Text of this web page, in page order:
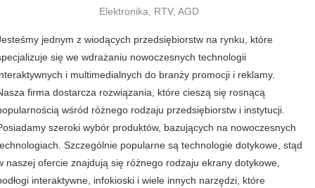
Elektronika, RTV, AGD
jednym z wiodących przedsiębiorstw na rynku, które
się we wdrażaniu nowoczesnych technologii
i multimedialnych do branży promocji i reklamy.
firma dostarcza rozwiązania, które cieszą się rosnącą
wśród różnego rodzaju przedsiębiorstw i instytucji.
szeroki wybór produktów, bazujących na nowoczesnych
Szczególnie popularne są technologie dotykowe, stąd
naszej ofercie znajdują się różnego rodzaju ekrany dotykowe,
interaktywne, infokioski i wiele innych narzędzi, które